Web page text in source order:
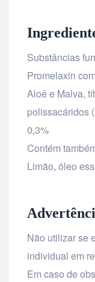
Substâncias
Promelaxin
Aloé e Malva,
polissacáridos
0,3%
Contém
Limão, óleo
Não utilizar se
individual em
Em caso de